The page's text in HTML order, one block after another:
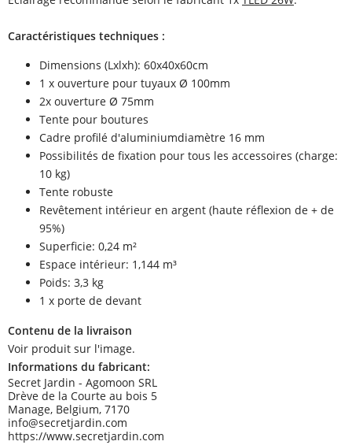
Caractéristiques techniques :
Dimensions (Lxlxh): 60x40x60cm
1 x ouverture pour tuyaux Ø 100mm
2x ouverture Ø 75mm
Tente pour boutures
Cadre profilé d'aluminiumdiamètre 16 mm
Possibilités de fixation pour tous les accessoires (charge:
10 kg)
Tente robuste
Revêtement intérieur en argent (haute réflexion de + de
95%)
Superficie: 0,24 m²
Espace intérieur: 1,144 m³
Poids: 3,3 kg
1 x porte de devant
Contenu de la livraison
Voir produit sur l'image.
Informations du fabricant:
Secret Jardin - Agomoon SRL
Drève de la Courte au bois 5
Manage, Belgium, 7170
info@secretjardin.com
https://www.secretjardin.com